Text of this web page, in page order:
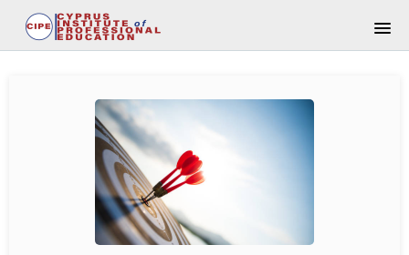
ΚΕΝΤΡΙΚΉ ΣΕΛΊΔΑ ΚΑΤΑΛΌΓΟΥ
ΘΈΜΑΤΑ & ΛΎΣΕΙΣ ΚΥΒΕΡΝΗΤΙΚΏΝ ΕΞΕΤΆΣΕΩΝ
ΤΡΟΠΟΙ ΠΛΗΡΩΜΗΣ (ΚΥΒΕΡΝΗΤΙΚΈΣ)